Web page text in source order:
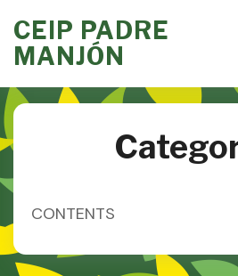
to
content
CEIP PADRE
MANJÓN
CONTENTS